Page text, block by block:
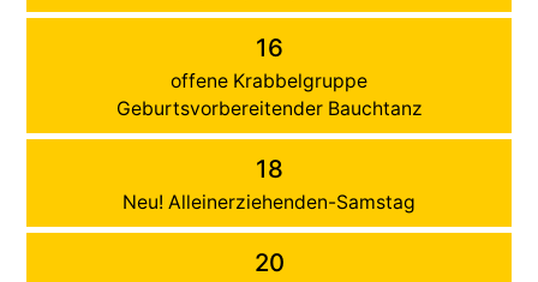
16
offene Krabbelgruppe
Geburtsvorbereitender Bauchtanz
18
Neu! Alleinerziehenden-Samstag
20